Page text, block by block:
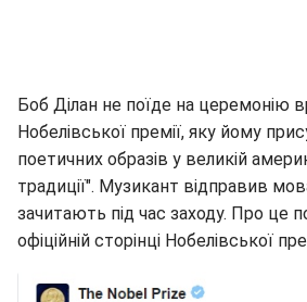
Боб Ділан не поїде на церемонію
Нобелівської премії, яку йому
поетичних образів у великій
традиції". Музикант відправив
зачитають під час заходу. Про це
офіційній сторінці Нобелівської